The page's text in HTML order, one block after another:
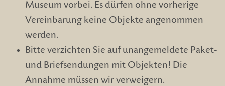
Museum vorbei. Es dürfen ohne vorherige
Vereinbarung keine Objekte angenommen
werden.
Bitte verzichten Sie auf unangemeldete Paket-
und Briefsendungen mit Objekten! Die
Annahme müssen wir verweigern.